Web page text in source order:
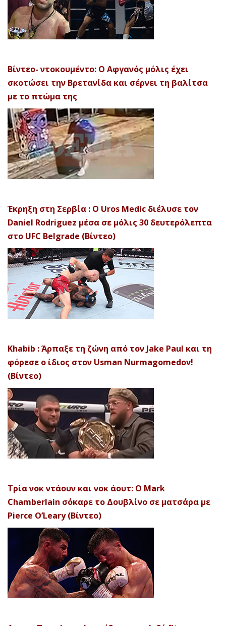
Βίντεο- ντοκουμέντο: Ο Αφγανός μόλις έχει
σκοτώσει την Βρετανίδα και σέρνει τη βαλίτσα
με το πτώμα της
Έκρηξη στη Σερβία : Ο Uros Medic διέλυσε τον
Daniel Rodriguez μέσα σε μόλις 30 δευτερόλεπτα
στο UFC Belgrade (Βίντεο)
Khabib : Άρπαξε τη ζώνη από τον Jake Paul και τη
φόρεσε ο ίδιος στον Usman Nurmagomedov!
(Βίντεο)
Τρία νοκ ντάουν και νοκ άουτ: Ο Mark
Chamberlain σόκαρε το Δουβλίνο σε ματσάρα με
Pierce O’Leary (Βίντεο)